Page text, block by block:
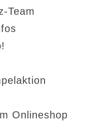
Team
Onlineshop